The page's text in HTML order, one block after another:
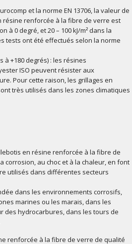
et la norme EN 13706, la valeur de
résine renforcée à la fibre de verre est
à 0 degré, et 20 – 100 kJ/m² dans la
tests ont été effectués selon la norme
à +180 degrés) : les résines
ISO peuvent résister aux
Pour cette raison, les grillages en
très utilisés dans les zones climatiques
en résine renforcée à la fibre de
au choc et à la chaleur, en font
utilisés dans différentes secteurs
dans les environnements corrosifs,
marines ou les marais, dans les
des hydrocarbures, dans les tours de
renforcée à la fibre de verre de qualité